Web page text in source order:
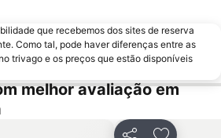
Lis
Praia de Pedra do Ouro
Praia do Bom Sucesso
Cuco
de Porto Dinheiro
Mosteiro da Batalha
que recebemos dos sites de reserva
Como tal, pode haver diferenças entre as
trivago e os preços que estão disponíveis
melhor avaliação em